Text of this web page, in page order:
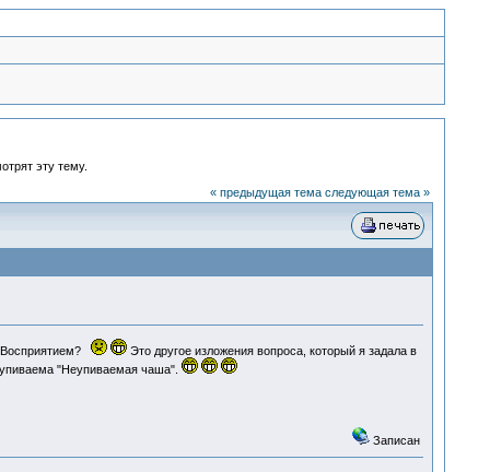
эту тему.
« предыдущая тема следующая тема »
Это другое изложения вопроса, который я задала в
"Неупиваемая чаша".
Записан